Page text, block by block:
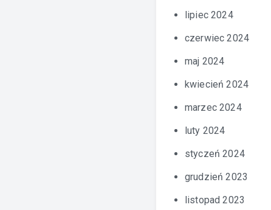
lipiec 2024
czerwiec 2024
maj 2024
kwiecień 2024
marzec 2024
luty 2024
styczeń 2024
grudzień 2023
listopad 2023